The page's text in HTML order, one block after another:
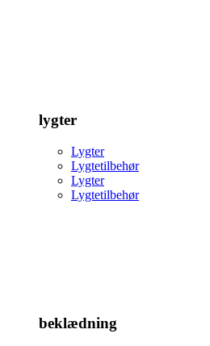
lygter
Lygter
Lygtetilbehør
Lygter
Lygtetilbehør
beklædning